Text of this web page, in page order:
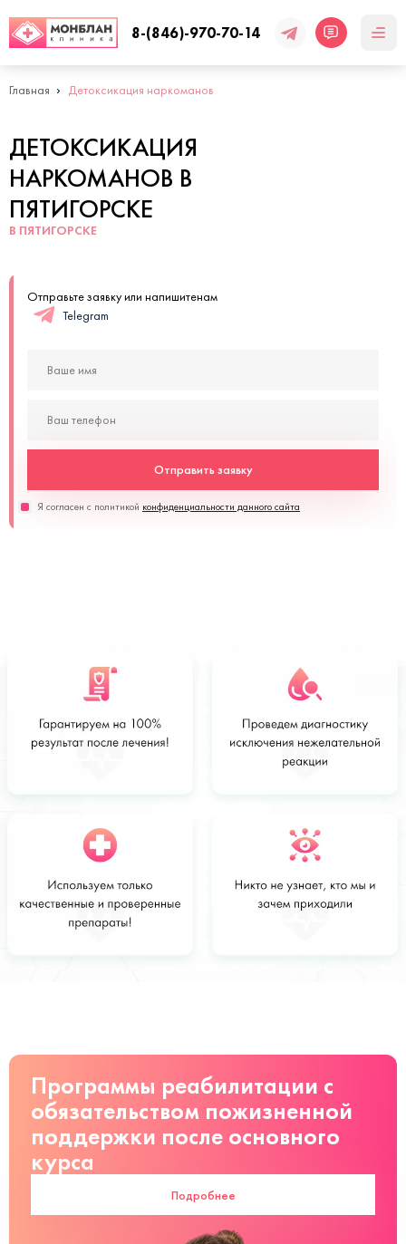
8-(846)-970-70-14
Главная Детоксикация наркоманов
ДЕТОКСИКАЦИЯ
НАРКОМАНОВ В
ПЯТИГОРСКЕ
В ПЯТИГОРСКЕ
Отправьте заявку или напишитенам
Telegram
Отправить заявку
Я согласен с политикой конфиденциальности данного сайта
Стоимость
от 2200 руб
Заказать
Программы реабилитации с
обязательством пожизненной
поддержки после основного
курса
Подробнее